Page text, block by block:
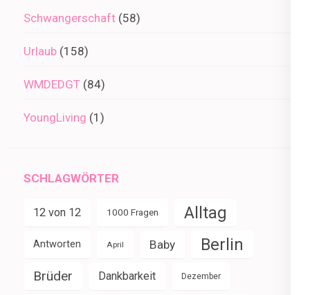
Schwangerschaft (58)
Urlaub (158)
WMDEDGT (84)
YoungLiving (1)
SCHLAGWÖRTER
12 von 12 1000 Fragen Alltag
Antworten April Baby Berlin
Brüder Dankbarkeit Dezember